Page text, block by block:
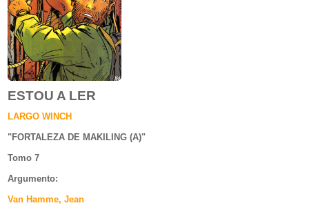
ESTOU A LER
LARGO WINCH
"FORTALEZA DE MAKILING (A)"
Tomo 7
Argumento:
Van Hamme, Jean